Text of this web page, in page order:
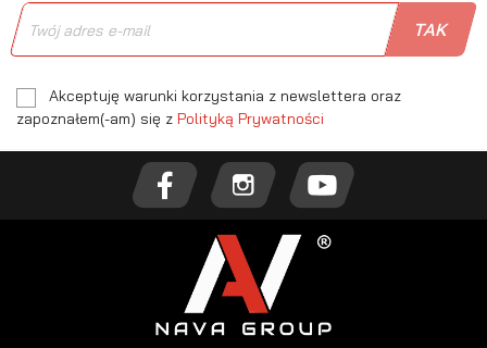
Akceptuję warunki korzystania z newslettera oraz
zapoznałem(-am) się z Polityką Prywatności